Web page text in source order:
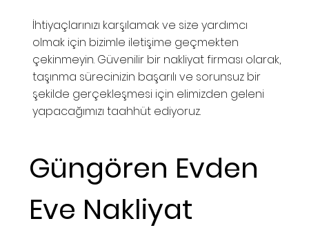
İhtiyaçlarınızı karşılamak ve size yardımcı
olmak için bizimle iletişime geçmekten
çekinmeyin. Güvenilir bir nakliyat firması olarak,
taşınma sürecinizin başarılı ve sorunsuz bir
şekilde gerçekleşmesi için elimizden geleni
yapacağımızı taahhüt ediyoruz.
Güngören Evden
Eve Nakliyat